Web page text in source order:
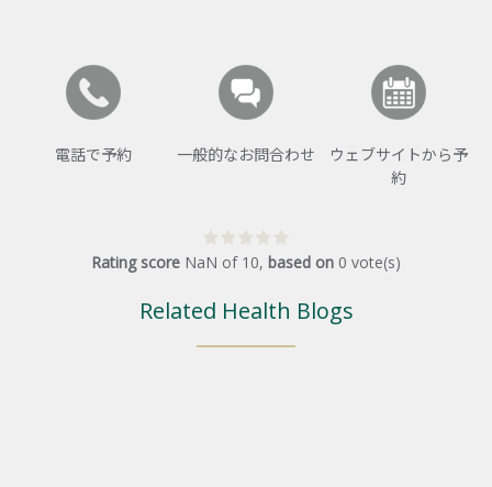
電話で予約 一般的なお問合わせ
ウェブサイトから予
約
Rating score NaN of 10, based on 0 vote(s)
Related Health Blogs